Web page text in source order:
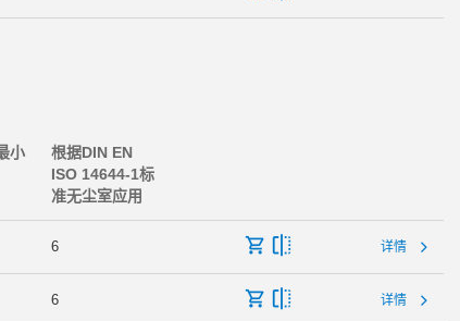
小
根据DIN EN
ISO 14644-1标
准无尘室应用
6 详情
6 详情